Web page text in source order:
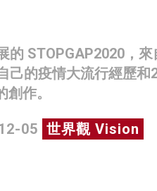
的 STOPGAP2020，來
己的疫情大流行經歷和
作。
05 世界觀 Vision